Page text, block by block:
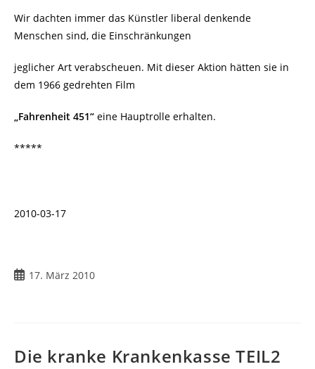
Wir dachten immer das Künstler liberal denkende
Menschen sind, die Einschränkungen
jeglicher Art verabscheuen. Mit dieser Aktion hätten sie in
dem 1966 gedrehten Film
„Fahrenheit 451“ eine Hauptrolle erhalten.
*****
2010-03-17
Beitrag17. März 2010
Die kranke Krankenkasse TEIL2